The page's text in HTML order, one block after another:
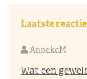
Laatste
AnnekeM
Wat een